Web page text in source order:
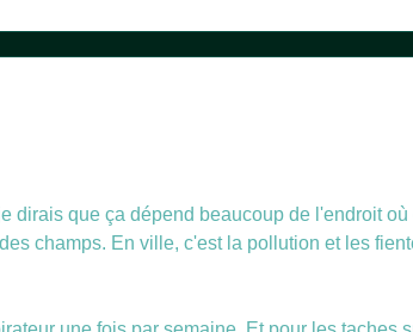
dirais que ça dépend beaucoup de l'endroit
champs. En ville, c'est la pollution et les